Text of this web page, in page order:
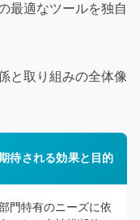
最適なツールを独自
と取り組みの全体像
待される効果と目的
門特有のニーズに依